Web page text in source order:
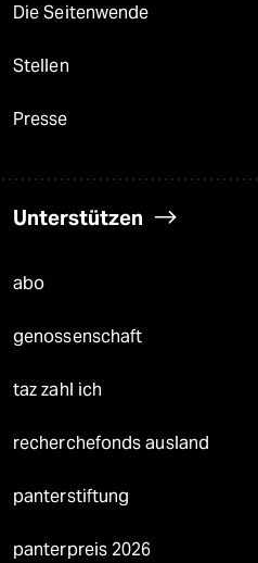
Die Seitenwende
Stellen
Presse
Unterstützen
abo
genossenschaft
taz zahl ich
recherchefonds ausland
panterstiftung
panterpreis 2026